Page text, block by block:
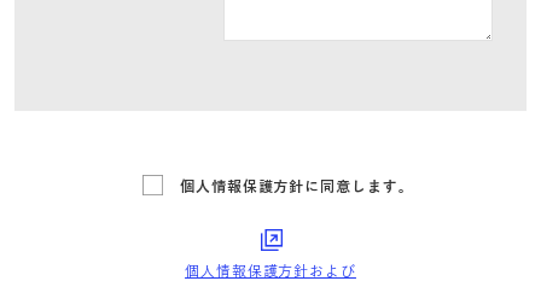
個人情報保護方針に同意します。
個人情報保護方針および